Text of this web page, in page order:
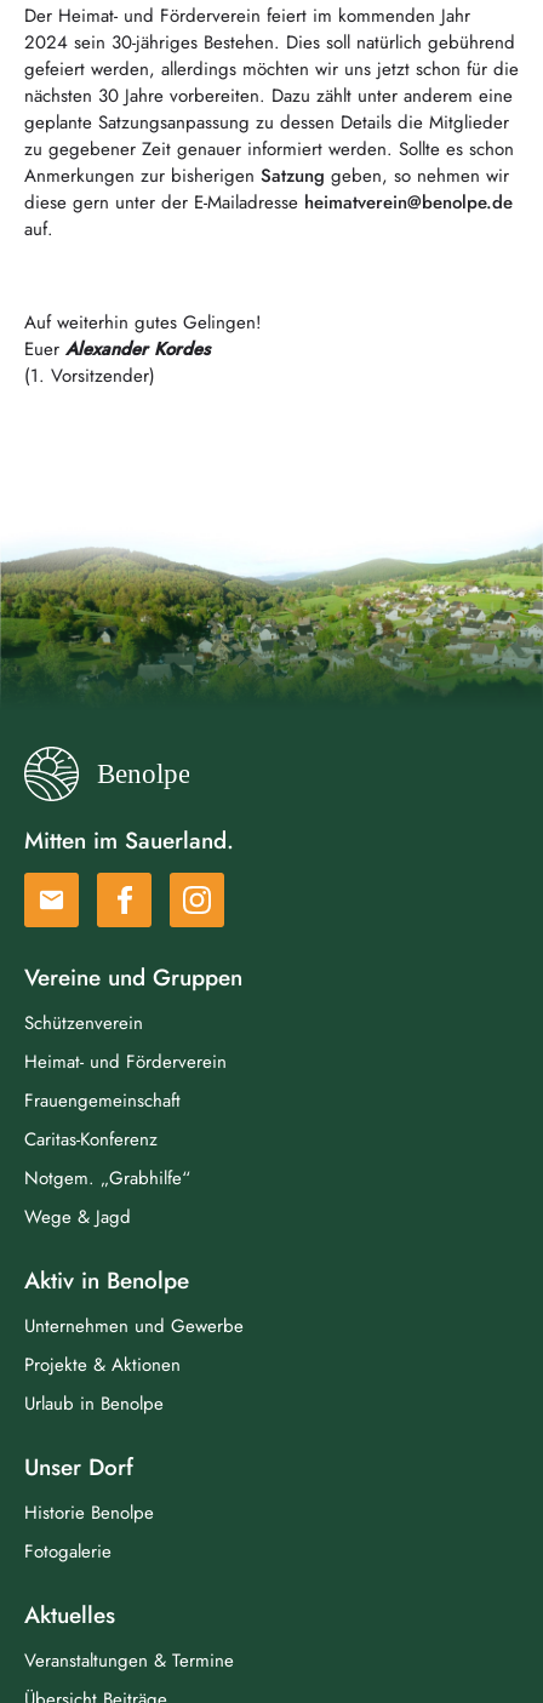
Der Heimat- und Förderverein feiert im kommenden Jahr
2024 sein 30-jähriges Bestehen. Dies soll natürlich gebührend
gefeiert werden, allerdings möchten wir uns jetzt schon für die
nächsten 30 Jahre vorbereiten. Dazu zählt unter anderem eine
geplante Satzungsanpassung zu dessen Details die Mitglieder
zu gegebener Zeit genauer informiert werden. Sollte es schon
Anmerkungen zur bisherigen Satzung geben, so nehmen wir
diese gern unter der E-Mailadresse heimatverein@benolpe.de
auf.
Auf weiterhin gutes Gelingen!
Euer Alexander Kordes
(1. Vorsitzender)
Mitten im Sauerland.
email
Vereine und Gruppen
Schützenverein
Heimat- und Förderverein
Frauengemeinschaft
Caritas-Konferenz
Notgem. „Grabhilfe“
Wege & Jagd
Aktiv in Benolpe
Unternehmen und Gewerbe
Projekte & Aktionen
Urlaub in Benolpe
Unser Dorf
Historie Benolpe
Fotogalerie
Aktuelles
Veranstaltungen & Termine